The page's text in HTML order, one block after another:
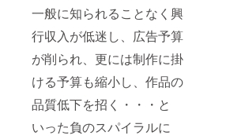
一般に知られることなく興
行収入が低迷し、広告予算
が削られ、更には制作に掛
ける予算も縮小し、作品の
品質低下を招く・・・と
いった負のスパイラルに